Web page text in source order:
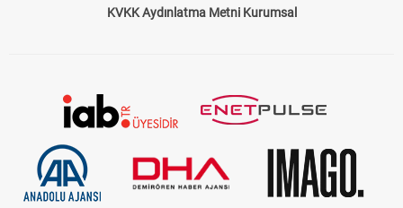
KVKK Aydınlatma Metni Kurumsal